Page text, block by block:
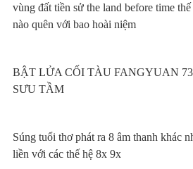
vùng đất tiền sử the land before time
nào quên với bao hoài niệm
BẬT LỬA CỐI TÀU FANGYUAN
SƯU TẦM
Súng tuổi thơ phát ra 8 âm thanh khác
liền với các thế hệ 8x 9x